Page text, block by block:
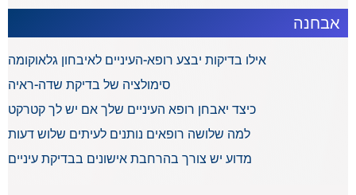
אבחנה
אילו בדיקות יבצע רופא-העיניים לאיבחון גלאוקומה
סימולציה של בדיקת שדה-ראיה
כיצד יאבחן רופא העיניים שלך אם יש לך קטרקט
למה שלושה רופאים נותנים לעיתים שלוש דעות
מדוע יש צורך בהרחבת אישונים בבדיקת עיניים